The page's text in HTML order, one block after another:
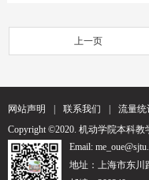
上一页
网站声明 联系我们
流量统
Copyright ©2020. 机动学院本科教
Email:
地址：上海市东川